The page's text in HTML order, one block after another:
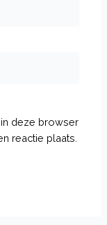
deze browser
reactie plaats.